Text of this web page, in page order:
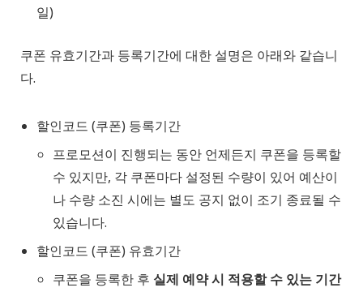
일)
쿠폰 유효기간과 등록기간에 대한 설명은 아래와 같습니
다.
할인코드 (쿠폰) 등록기간
프로모션이 진행되는 동안 언제든지 쿠폰을 등록할
수 있지만, 각 쿠폰마다 설정된 수량이 있어 예산이
나 수량 소진 시에는 별도 공지 없이 조기 종료될 수
있습니다.
할인코드 (쿠폰) 유효기간
쿠폰을 등록한 후 실제 예약 시 적용할 수 있는 기간